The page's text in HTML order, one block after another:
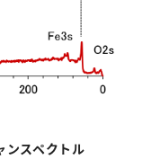
ンスペクトル